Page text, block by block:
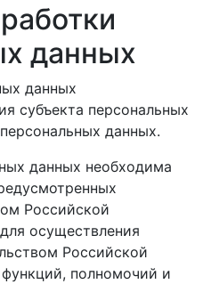
данных
данных
субъекта персональных
данных.
данных необходима
Российской
осуществления
Российской
полномочий и